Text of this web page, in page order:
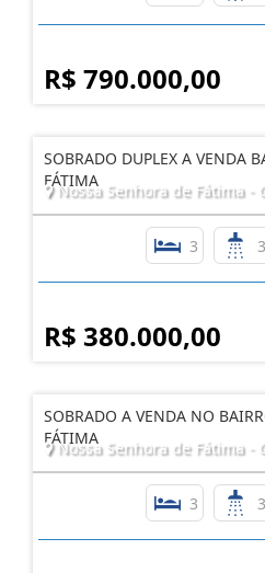
R$ 790.000,00
SOBRADO DUPLEX A VENDA
FÁTIMA
Nossa Senhora de Fátima -
3 3
R$ 380.000,00
SOBRADO A VENDA NO
FÁTIMA
Nossa Senhora de Fátima -
3 3